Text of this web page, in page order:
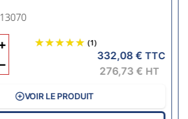
(1)
332,08 € TTC
276,73 € HT
VOIR LE PRODUIT